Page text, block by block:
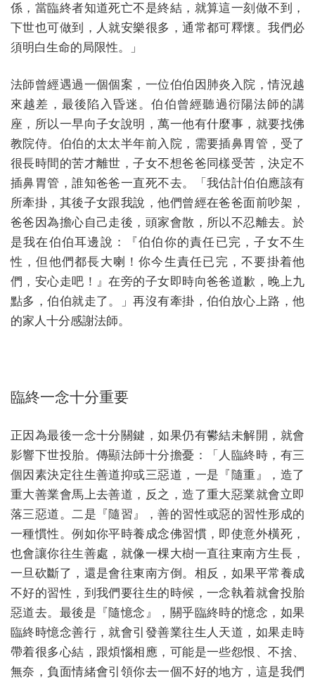
係，當臨終者知道死亡不是終結，就算這一刻做不到，
下世也可做到，人就安樂很多，通常都可釋懷。我們必
須明白生命的局限性。」
法師曾經遇過一個個案，一位伯伯因肺炎入院，情況越
來越差，最後陷入昏迷。伯伯曾經聽過衍陽法師的講
座，所以一早向子女說明，萬一他有什麼事，就要找佛
教院侍。伯伯的太太半年前入院，需要插鼻胃管，受了
很長時間的苦才離世，子女不想爸爸同樣受苦，決定不
插鼻胃管，誰知爸爸一直死不去。「我估計伯伯應該有
所牽掛，其後子女跟我說，他們曾經在爸爸面前吵架，
爸爸因為擔心自己走後，頭家會散，所以不忍離去。於
是我在伯伯耳邊說：『伯伯你的責任已完，子女不生
性，但他們都長大喇！你今生責任已完，不要掛着他
們，安心走吧！』在旁的子女即時向爸爸道歉，晚上九
點多，伯伯就走了。」再沒有牽掛，伯伯放心上路，他
的家人十分感謝法師。
臨終一念十分重要
正因為最後一念十分關鍵，如果仍有鬰結未解開，就會
影響下世投胎。傳顯法師十分擔憂：「人臨終時，有三
個因素決定往生善道抑或三惡道，一是『隨重』，造了
重大善業會馬上去善道，反之，造了重大惡業就會立即
落三惡道。二是『隨習』，善的習性或惡的習性形成的
一種慣性。例如你平時養成念佛習慣，即使意外橫死，
也會讓你往生善處，就像一棵大樹一直往東南方生長，
一旦砍斷了，還是會往東南方倒。相反，如果平常養成
不好的習性，到我們要往生的時候，一念執着就會投胎
惡道去。最後是『隨憶念』，關乎臨終時的憶念，如果
臨終時憶念善行，就會引發善業往生人天道，如果走時
帶着很多心結，跟煩惱相應，可能是一些怨恨、不捨、
無奈，負面情緒會引領你去一個不好的地方，這是我們